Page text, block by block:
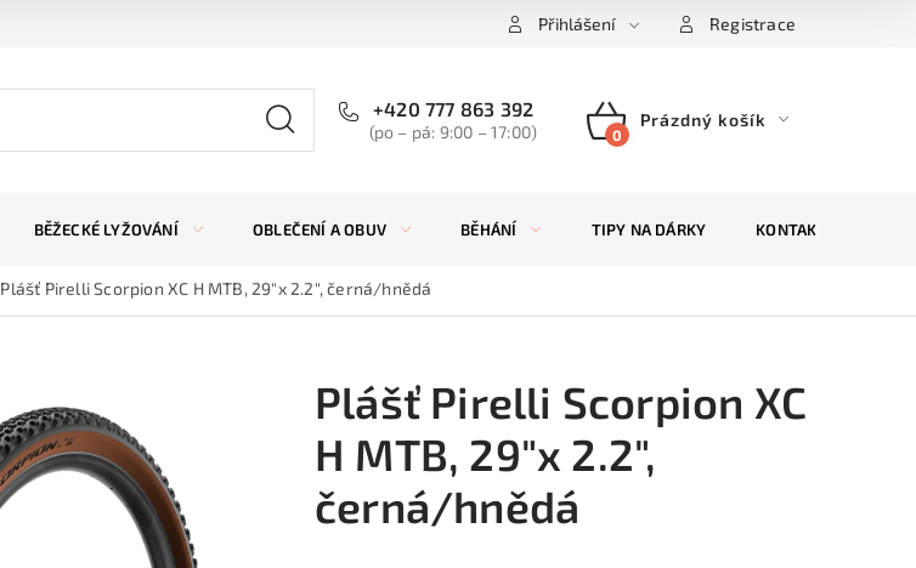
Přihlášení Registrace
+420 777 863 392
(po – pá: 9:00 – 17:00)
NÁKUPNÍ
Prázdný košík
BĚŽECKÉ LYŽOVÁNÍ OBLEČENÍ A OBUV BĚHÁNÍ TIPY NA DÁRKY KONTAKTY
Plášť Pirelli Scorpion XC H MTB, 29"x 2.2", černá/hnědá
Plášť Pirelli Scorpion XC
H MTB, 29"x 2.2",
černá/hnědá